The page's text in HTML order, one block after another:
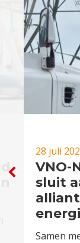
28 juli
VNO-
sluit
Samen